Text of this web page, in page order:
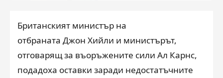
Британският министър на
отбраната Джон Хийли и министърът,
отговарящ за въоръжените сили Ал Карнс,
подадоха оставки заради недостатъчните